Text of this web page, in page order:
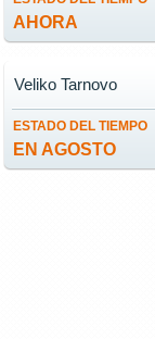
AHORA
ESTADO DEL TIEMPO
EN AGOSTO
Veliko Tarnovo